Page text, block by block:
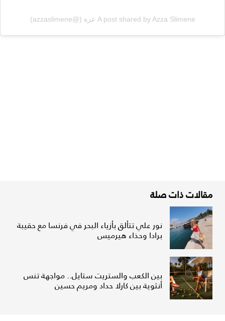
A post shared by Azza Slimene عزة (@azzaslimene)
مقالات ذات صلة
نور علي تتألق بأزياء البحر في فرنسا مع حقيبة
برادا وحذاء هيرميس
بين الكعب والستريت ستايل.. مواجهة تنس
أنثوية بين كارلا حداد ومريم حسين